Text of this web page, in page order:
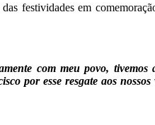
festividades em
com meu povo, tivemos
por esse resgate aos